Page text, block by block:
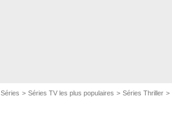
Séries Séries TV les plus populaires Séries Thriller